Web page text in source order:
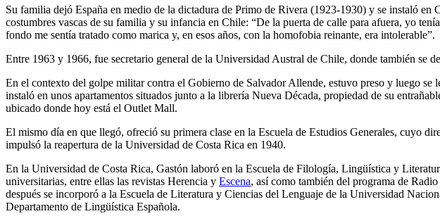
Su familia dejó España en medio de la dictadura de Primo de Rivera (1923-1930) y se instaló en
costumbres vascas de su familia y su infancia en Chile: “De la puerta de calle para afuera, yo
fondo me sentía tratado como marica y, en esos años, con la homofobia reinante, era intolerable”.
Entre 1963 y 1966, fue secretario general de la Universidad Austral de Chile, donde también
En el contexto del golpe militar contra el Gobierno de Salvador Allende, estuvo preso y luego
instaló en unos apartamentos situados junto a la librería Nueva Década, propiedad de su
ubicado donde hoy está el Outlet Mall.
El mismo día en que llegó, ofreció su primera clase en la Escuela de Estudios Generales, cuyo
impulsó la reapertura de la Universidad de Costa Rica en 1940.
En la Universidad de Costa Rica, Gastón laboró en la Escuela de Filología, Lingüística y
universitarias, entre ellas las revistas Herencia y Escena, así como también del programa de
después se incorporó a la Escuela de Literatura y Ciencias del Lenguaje de la Universidad
Departamento de Lingüística Española.